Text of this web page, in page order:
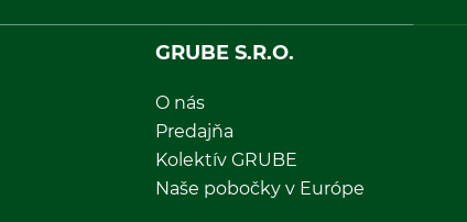
GRUBE S.R.O.
O nás
Predajňa
Kolektív GRUBE
Naše pobočky v Európe